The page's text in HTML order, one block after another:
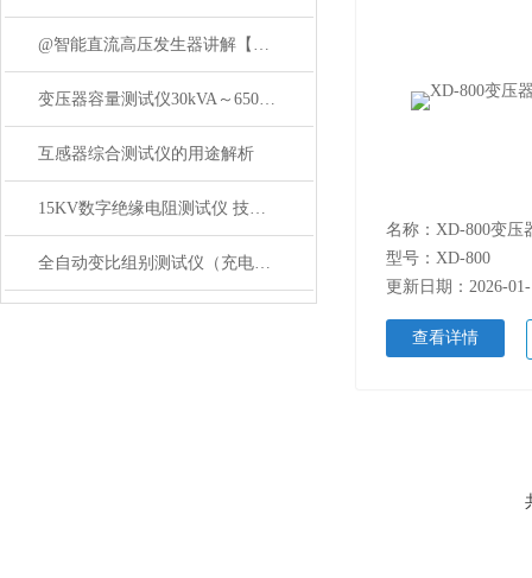
@智能直流高压发生器讲解【上海康登电气】
变压器容量测试仪30kVA～65000kVA 主要功能
互感器综合测试仪的用途解析
15KV数字绝缘电阻测试仪 技术参数
全自动变比组别测试仪（充电功能）安全措施
名称：XD-800变压
型号：XD-800
更新日期：2026-
查看详情